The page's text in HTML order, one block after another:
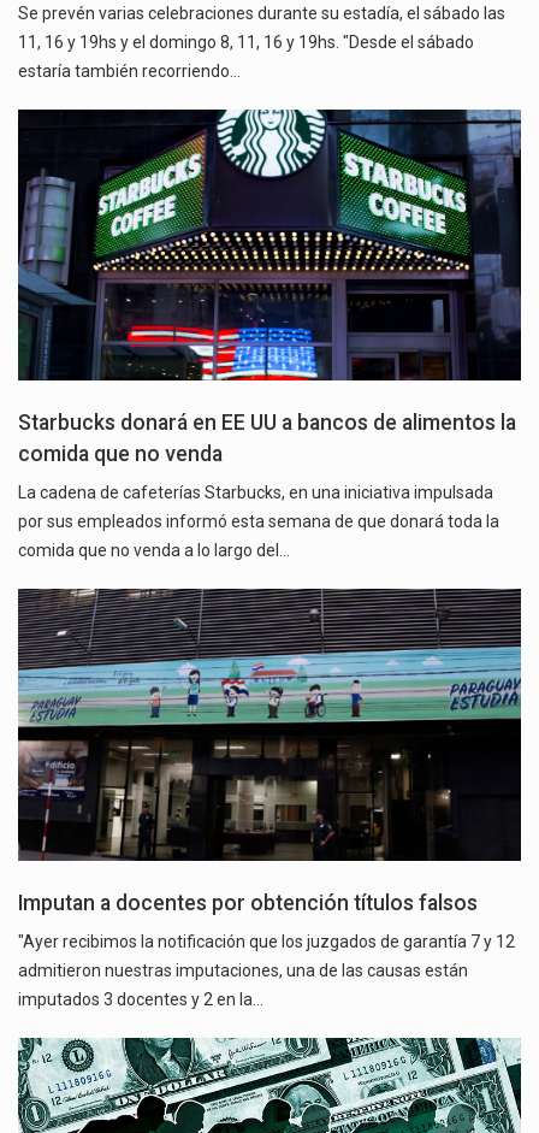
Se prevén varias celebraciones durante su estadía, el sábado las
11, 16 y 19hs y el domingo 8, 11, 16 y 19hs. "Desde el sábado
estaría también recorriendo…
Starbucks donará en EE UU a bancos de alimentos la
comida que no venda
La cadena de cafeterías Starbucks, en una iniciativa impulsada
por sus empleados informó esta semana de que donará toda la
comida que no venda a lo largo del…
Imputan a docentes por obtención títulos falsos
"Ayer recibimos la notificación que los juzgados de garantía 7 y 12
admitieron nuestras imputaciones, una de las causas están
imputados 3 docentes y 2 en la…